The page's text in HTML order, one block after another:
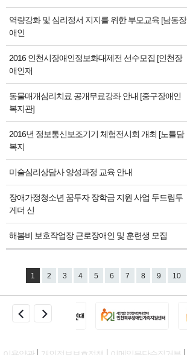
역량강화 및 심리정서 지지를 위한 부모교육 [남동장
애인
2016 인천시장애인정보화대제전 선수모집 [인천장
애인재
동물매개심리치료 공개무료강좌 안내 [중구장애인
복지관]
2016년 정보통신보조기기 체험전시회 개최 [노틀담
복지
미술심리상담사 양성과정 교육 안내
장애가정청소년 꿈투자 장학금 지원 사업 두드림투
게더 신
해봄비 보호작업장 근로장애인 및 훈련생 모집
1 2 3 4 5 6 7 8 9 10